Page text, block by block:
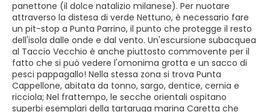
panettone (il dolce natalizio milanese). Per nuotare
attraverso la distesa di verde Nettuno, è necessario fare
un pit-stop a Punta Parrino, il punto che protegge il resto
dell'isola dalle onde e dal vento. Un'escursione subacquea
al Taccio Vecchio è anche piuttosto commovente per il
fatto che si può vedere l'omonima grotta e un sacco di
pesci pappagallo! Nella stessa zona si trova Punta
Cappellone, abitata da tonno, sargo, dentice, cernia e
ricciola; Nel frattempo, le secche orientali ospitano
superbi esemplari della tartaruga marina Caretta che